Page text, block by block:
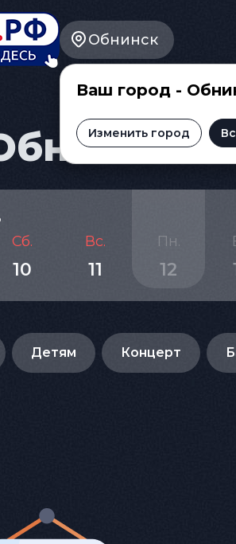
Обнинск
Ваш город -
Изменить город
Сб.
10
Вс.
11
Пн.
12
Детям Концерт